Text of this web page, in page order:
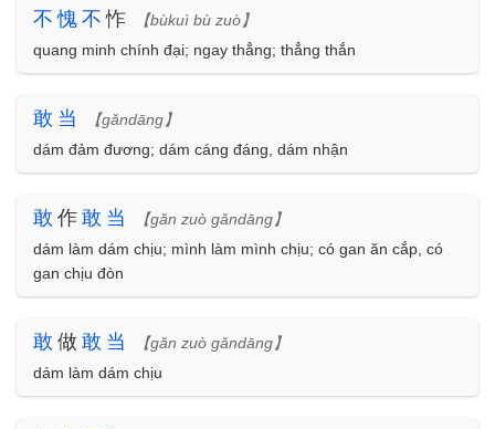
不愧 不怍
【bùkuì bù zuò】
quang minh chính đại; ngay thẳng; thẳng thắn
敢 当
【gǎndāng】
dám đảm đương; dám cáng đáng, dám nhận
敢 作 敢 当
【gǎn zuò gǎndāng】
dám làm dám chịu; mình làm mình chịu; có gan ăn cắp, có
gan chịu đòn
敢 做 敢 当
【gǎn zuò gǎndāng】
dám làm dám chịu